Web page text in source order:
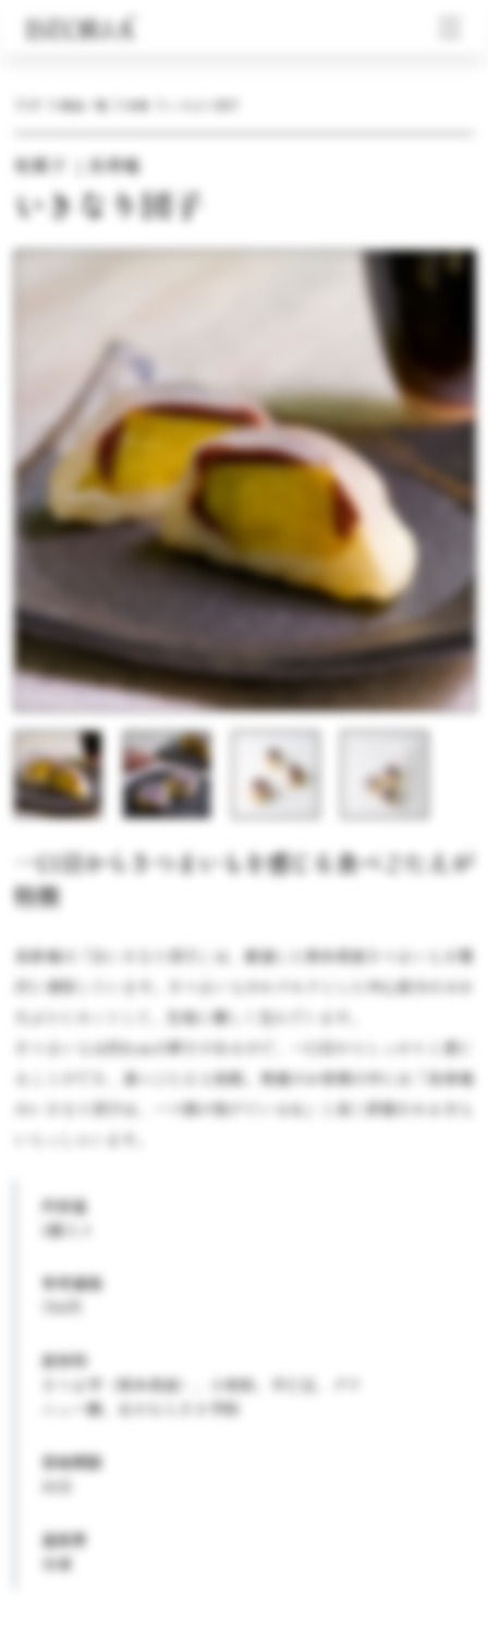
商品一覧 冷凍
和菓子 ｜長寿庵
いきなり団子
一口目からさつまいもを感じる食べごたえが
特徴
長寿庵の「白いきなり団子」は、厳選した熊本県産さつまいもを贅
沢に使用しています。さつまいものホクホクとした中心部分のみを
大ぶりにカットして、生地に優しく包んでいます。
さつまいもは約3cmの厚さがあるので、一口目からしっかりと感じ
ることができ、食べごたえも抜群。常連のお客様の中には「長寿庵
のいきなり団子は、一つ頭が抜けているね」と高く評価される方も
内容量
3個入り
参考価格
750円
原材料
さつま芋（熊本県産）、小麦粉、手亡豆、グラ
ニュー糖、あかむらさき芋粉
賞味期限
30日
温度帯
冷凍